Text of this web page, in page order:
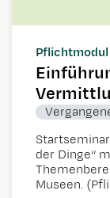
der Dinge“
Museen.